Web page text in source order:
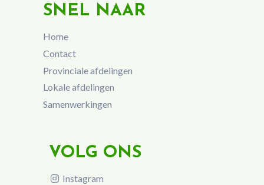
SNEL NAAR
Home
Contact
Provinciale afdelingen
Lokale afdelingen
Samenwerkingen
VOLG ONS
Instagram